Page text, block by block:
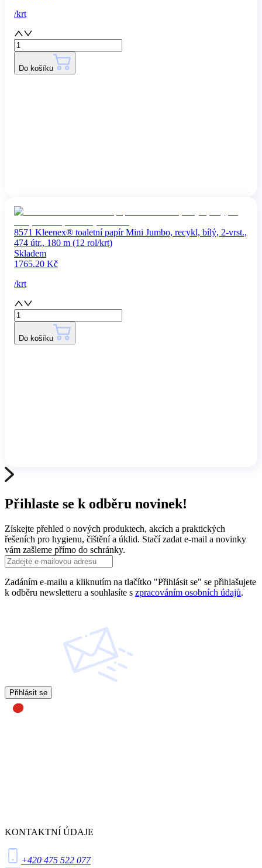
/krt
Do košíku
8571 Kleenex® toaletní papír Mini Jumbo, recykl, bílý, 2-vrst.,
474 útr., 180 m (12 rol/krt)
Skladem
1765.20 Kč
/krt
Do košíku
Přihlaste se k odběru novinek!
Získejte přehled o nových produktech, akcích a praktických
řešeních pro hygienu, čištění a úklid. Stačí zadat e-mail a novinky
vám zašleme přímo do schránky.
Zadáním e-mailu a kliknutím na tlačítko "Přihlásit se" se přihlašujete
k odběru newsletteru a souhlasíte s zpracováním osobních údajů.
Přihlásit se
KONTAKTNÍ ÚDAJE
+420 475 522 077